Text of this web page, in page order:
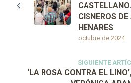
octubre de 2024
CISNEROS
HENARES
SIGUIENTE
‘LA ROSA CONTRA EL